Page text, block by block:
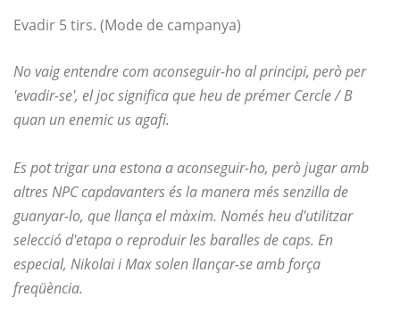
Evadir 5 tirs. (Mode de campanya)
No vaig entendre com aconseguir-ho al principi, però per
'evadir-se', el joc significa que heu de prémer Cercle / B
quan un enemic us agafi.
Es pot trigar una estona a aconseguir-ho, però jugar amb
altres NPC capdavanters és la manera més senzilla de
guanyar-lo, que llança el màxim. Només heu d'utilitzar
selecció d'etapa o reproduir les baralles de caps. En
especial, Nikolai i Max solen llançar-se amb força
freqüència.